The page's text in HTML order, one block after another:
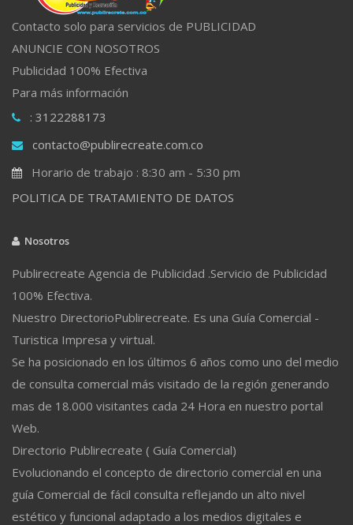
Contacto solo para servicios de PUBLICIDAD
ANUNCIE CON NOSOTROS
Publicidad 100% Efectiva
Para más información
: 3122288173
contacto@publirecreate.com.co
Horario de trabajo : 8:30 am - 5:30 pm
POLITICA DE TRATAMIENTO DE DATOS
Nosotros
Publirecreate Agencia de Publicidad .Servicio de Publicidad
100% Efectiva.
Nuestro DirectorioPublirecreate. Es una Guía Comercial -
Turistica Impresa y virtual.
Se ha posicionado en los últimos 6 años como uno del medio
de consulta comercial más visitado de la región generando
mas de 18.000 visitantes cada 24 Hora en nuestro portal
Web.
Directorio Publirecreate ( Guía Comercial)
Evolucionando el concepto de directorio comercial en una
guía Comercial de fácil consulta reflejando un alto nivel
estético y funcional adaptado a los medios digitales e